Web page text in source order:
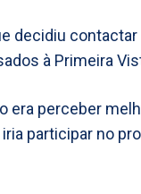
decidiu
à Primeira
era perceber
participar no